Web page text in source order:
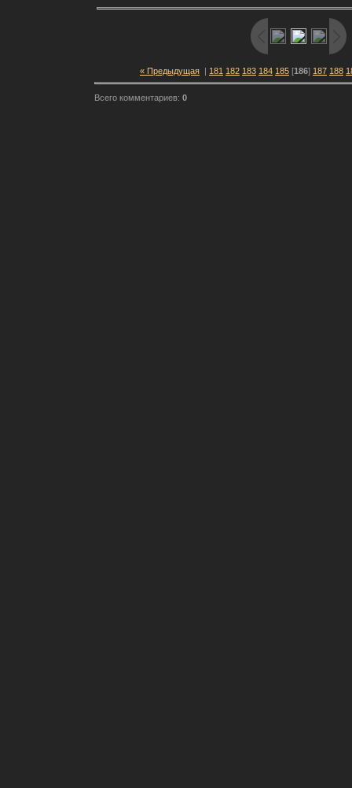
« Предыдущая | 181 182 183 184 185 [186] 187 188
Всего комментариев: 0